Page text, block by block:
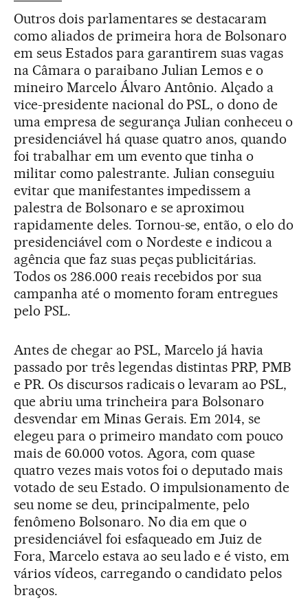
Outros dois parlamentares se destacaram
como aliados de primeira hora de Bolsonaro
em seus Estados para garantirem suas vagas
na Câmara o paraibano Julian Lemos e o
mineiro Marcelo Álvaro Antônio. Alçado a
vice-presidente nacional do PSL, o dono de
uma empresa de segurança Julian conheceu o
presidenciável há quase quatro anos, quando
foi trabalhar em um evento que tinha o
militar como palestrante. Julian conseguiu
evitar que manifestantes impedissem a
palestra de Bolsonaro e se aproximou
rapidamente deles. Tornou-se, então, o elo do
presidenciável com o Nordeste e indicou a
agência que faz suas peças publicitárias.
Todos os 286.000 reais recebidos por sua
campanha até o momento foram entregues
pelo PSL.
Antes de chegar ao PSL, Marcelo já havia
passado por três legendas distintas PRP, PMB
e PR. Os discursos radicais o levaram ao PSL,
que abriu uma trincheira para Bolsonaro
desvendar em Minas Gerais. Em 2014, se
elegeu para o primeiro mandato com pouco
mais de 60.000 votos. Agora, com quase
quatro vezes mais votos foi o deputado mais
votado de seu Estado. O impulsionamento de
seu nome se deu, principalmente, pelo
fenômeno Bolsonaro. No dia em que o
presidenciável foi esfaqueado em Juiz de
Fora, Marcelo estava ao seu lado e é visto, em
vários vídeos, carregando o candidato pelos
braços.